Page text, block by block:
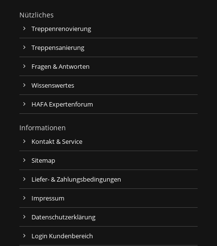
Nützliches
Treppenrenovierung
Treppensanierung
Fragen & Antworten
Wissenswertes
HAFA Expertenforum
Informationen
Kontakt & Service
Sitemap
Liefer- & Zahlungsbedingungen
Impressum
Datenschutzerklärung
Login Kundenbereich